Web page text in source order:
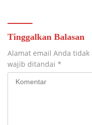
Tinggalkan Balasan
Alamat email Anda
wajib ditandai *